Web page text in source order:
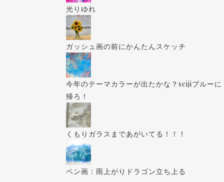
光りゆれ
ガッシュ画の前にかんたんスケッチ
今年のテーマカラーが出たかな？seijiブルーに
帰ろ！
くもりガラスまであがいてる！！！
ペン画：雨上がりドラゴン立ち上る